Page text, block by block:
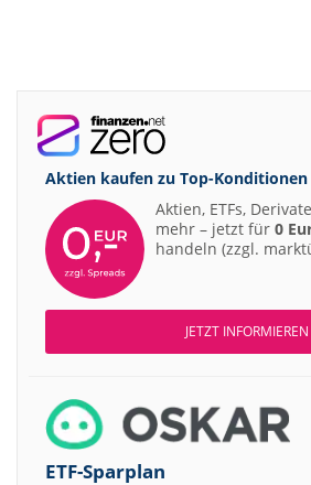
Aktien kaufen zu Top-Konditionen
Aktien, ETFs,
mehr – jetzt für 0
handeln (zzgl.
JETZT INFORMIEREN
ETF-Sparplan